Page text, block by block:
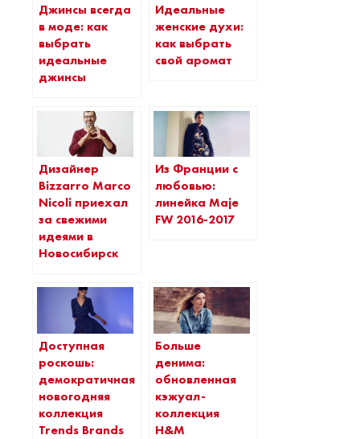
Джинсы всегда
в моде: как
выбрать
идеальные
джинсы
Идеальные
женские духи:
как выбрать
свой аромат
Дизайнер
Bizzarro Marco
Nicoli приехал
за свежими
идеями в
Новосибирск
Из Франции с
любовью:
линейка Maje
FW 2016-2017
Доступная
роскошь:
демократичная
новогодняя
коллекция
Trends Brands
Больше
денима:
обновленная
кэжуал-
коллекция
H&M